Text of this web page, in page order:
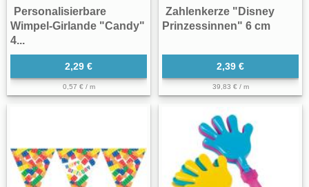
Personalisierbare
Wimpel-Girlande "Candy"
4...
2,29 €
0,57 € / m
Zahlenkerze "Disney
Prinzessinnen" 6 cm
2,39 €
39,83 € / m